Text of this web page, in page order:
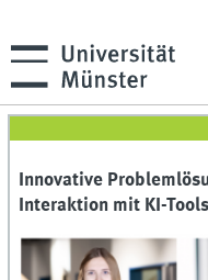
Innovative
Interaktion mit KI-